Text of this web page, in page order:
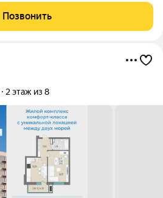
Позвонить
2 этаж из 8